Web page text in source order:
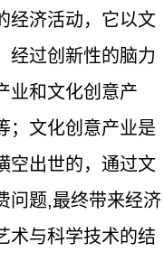
经济活动，它以文
经过创新性的脑力
业和文化创意产
；文化创意产业是
空出世的，通过文
问题,最终带来经济
术与科学技术的结